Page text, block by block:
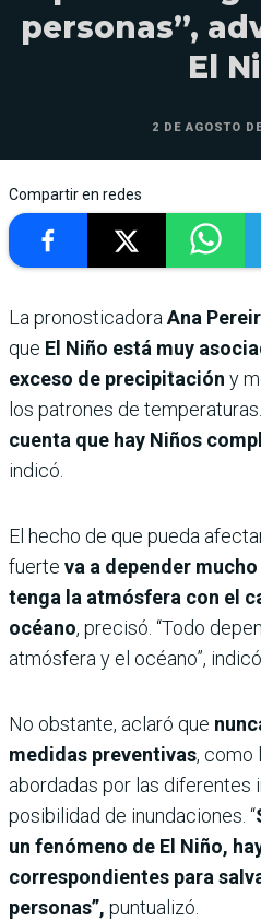
personas”,
El
2 DE AGOSTO
Compartir en redes
La pronosticadoraAna
que El Niño está muy
exceso de precipitación y
los patrones de
cuenta que hay Niños
indicó.
El hecho de que pueda
fuerte va a depender
tenga la atmósfera con el
océano, precisó. “Todo
atmósfera y el océano”,
No obstante, aclaró que
medidas preventivas, como
abordadas por las diferentes
posibilidad de inundaciones. “
un fenómeno de El Niño,
correspondientes para
personas”, puntualizó.